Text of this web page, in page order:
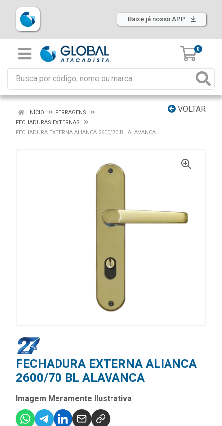
Baixe já nosso APP
0
VOLTAR
INÍCIO
FERRAGENS
FECHADURAS EXTERNAS
FECHADURA EXTERNA ALIANCA 2600/70 BL ALAVANCA
FECHADURA EXTERNA ALIANCA
2600/70 BL ALAVANCA
Imagem Meramente Ilustrativa